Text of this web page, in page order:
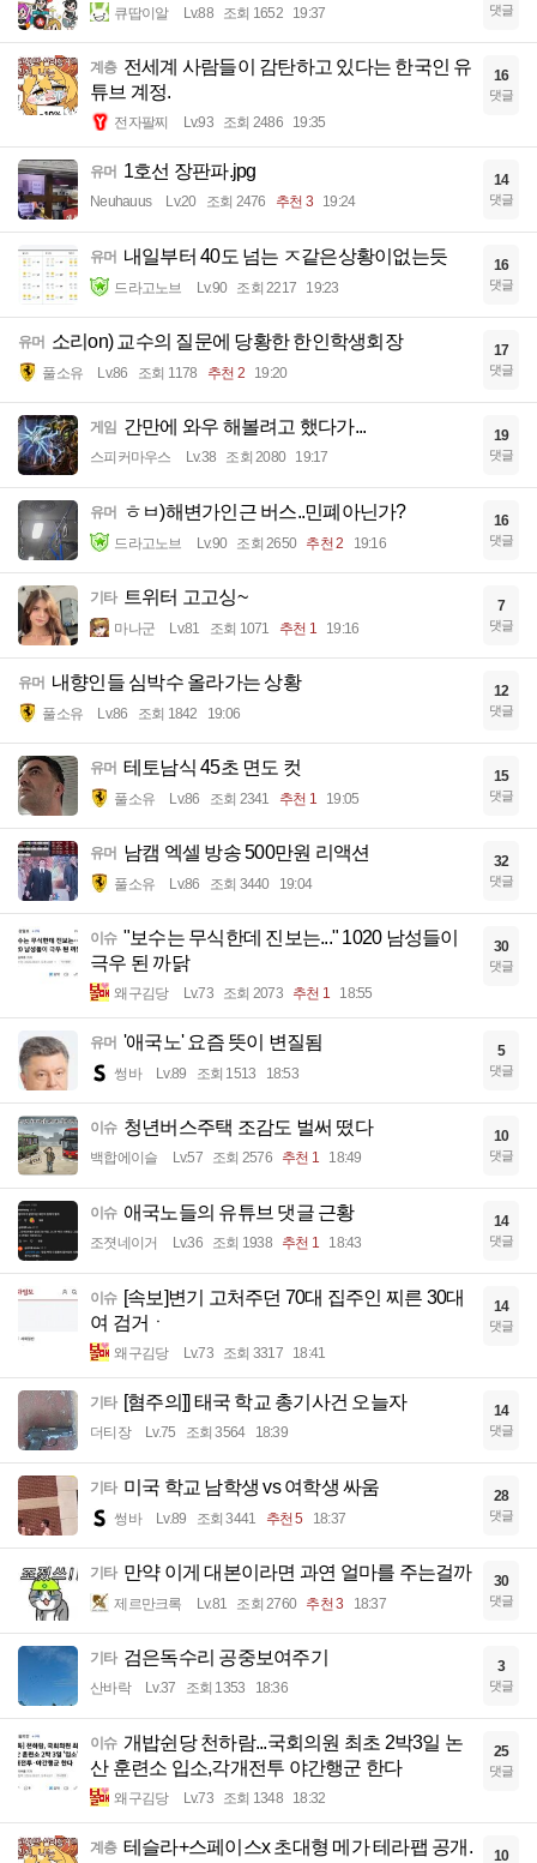
큐땁이알 Lv.88 조회 1652 19:37 댓글
계층 전세계 사람들이 감탄하고 있다는 한국인 유
튜브 계정.
전자팔찌 Lv.93 조회 2486 19:35
16
댓글
유머 1호선 장판파.jpg
Neuhauus Lv.20 조회 2476 추천 3 19:24
14
댓글
유머 내일부터 40도 넘는 ㅈ같은상황이없는듯
드라고노브 Lv.90 조회 2217 19:23
16
댓글
유머 소리on) 교수의 질문에 당황한 한인학생회장
풀소유 Lv.86 조회 1178 추천 2 19:20
17
댓글
게임 간만에 와우 해볼려고 했다가...
스피커마우스 Lv.38 조회 2080 19:17
19
댓글
유머 ㅎㅂ)해변가인근 버스..민폐아닌가?
드라고노브 Lv.90 조회 2650 추천 2 19:16
16
댓글
기타 트위터 고고싱~
마나군 Lv.81 조회 1071 추천 1 19:16
7
댓글
유머 내향인들 심박수 올라가는 상황
풀소유 Lv.86 조회 1842 19:06
12
댓글
유머 테토남식 45초 면도 컷
풀소유 Lv.86 조회 2341 추천 1 19:05
15
댓글
유머 남캠 엑셀 방송 500만원 리액션
풀소유 Lv.86 조회 3440 19:04
32
댓글
이슈 "보수는 무식한데 진보는..." 1020 남성들이
극우 된 까닭
왜구김당 Lv.73 조회 2073 추천 1 18:55
30
댓글
유머 '애국노' 요즘 뜻이 변질됨
썽바 Lv.89 조회 1513 18:53
5
댓글
이슈 청년버스주택 조감도 벌써 떴다
백합에이슬 Lv.57 조회 2576 추천 1 18:49
10
댓글
이슈 애국노들의 유튜브 댓글 근황
조졋네이거 Lv.36 조회 1938 추천 1 18:43
14
댓글
이슈 [속보]변기 고처주던 70대 집주인 찌른 30대
여 검거ㆍ
왜구김당 Lv.73 조회 3317 18:41
14
댓글
기타 [혐주의]] 태국 학교 총기사건 오늘자
더티장 Lv.75 조회 3564 18:39
14
댓글
기타 미국 학교 남학생 vs 여학생 싸움
썽바 Lv.89 조회 3441 추천 5 18:37
28
댓글
기타 만약 이게 대본이라면 과연 얼마를 주는걸까
제르만크록 Lv.81 조회 2760 추천 3 18:37
30
댓글
기타 검은독수리 공중보여주기
산바락 Lv.37 조회 1353 18:36
3
댓글
이슈 개밥쉰당 천하람...국회의원 최초 2박3일 논
산 훈련소 입소,각개전투 야간행군 한다
왜구김당 Lv.73 조회 1348 18:32
25
댓글
계층 테슬라+스페이스x 초대형 메가 테라팹 공개. 10